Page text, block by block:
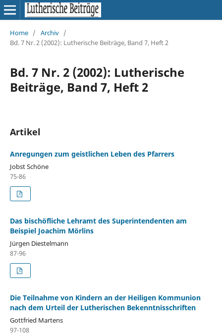
Home / Archiv /
Bd. 7 Nr. 2 (2002): Lutherische Beiträge, Band 7, Heft 2
Bd. 7 Nr. 2 (2002): Lutherische
Beiträge, Band 7, Heft 2
Artikel
Anregungen zum geistlichen Leben des Pfarrers
Jobst Schöne
75-86
Das bischöfliche Lehramt des Superintendenten am
Beispiel Joachim Mörlins
Jürgen Diestelmann
87-96
Die Teilnahme von Kindern an der Heiligen Kommunion
nach dem Urteil der Lutherischen Bekenntnisschriften
Gottfried Martens
97-108